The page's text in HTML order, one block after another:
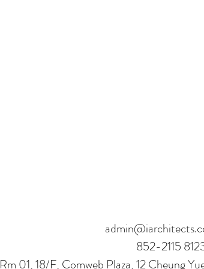
852-2115
Rm 01, 18/F, Comweb Plaza, 12 Cheung